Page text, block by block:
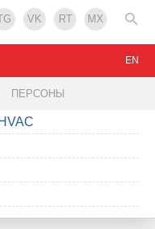
VK RT MX
ПЕРСОНЫ
EN